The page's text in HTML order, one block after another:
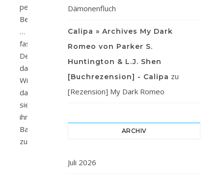
perfekte
Beziehung
…
fast:
Denn
das
Wissen,
dass
sie
ihr
Baby
zur…
Dämonenfluch
Calipa » Archives My Dark
Romeo von Parker S.
Huntington & L.J. Shen
[Buchrezension] - Calipa zu
[Rezension] My Dark Romeo
ARCHIV
Juli 2026